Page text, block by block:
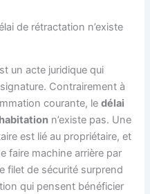
de rétractation n’existe
un acte juridique qui
Contrairement à
courante, ledélai
n’existe pas. Une
est lié au propriétaire, et
faire machine arrière par
filet de sécurité surprend
qui pensent bénéficier